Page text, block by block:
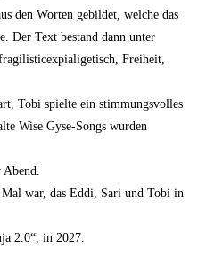
den Worten gebildet, welche das
Der Text bestand dann unter
Freiheit,
Tobi spielte ein stimmungsvolles
Wise Gyse-Songs wurden
war, das Eddi, Sari und Tobi in
2.0“, in 2027.